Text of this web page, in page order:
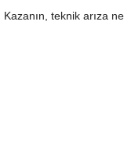
Kazanın, teknik arıza